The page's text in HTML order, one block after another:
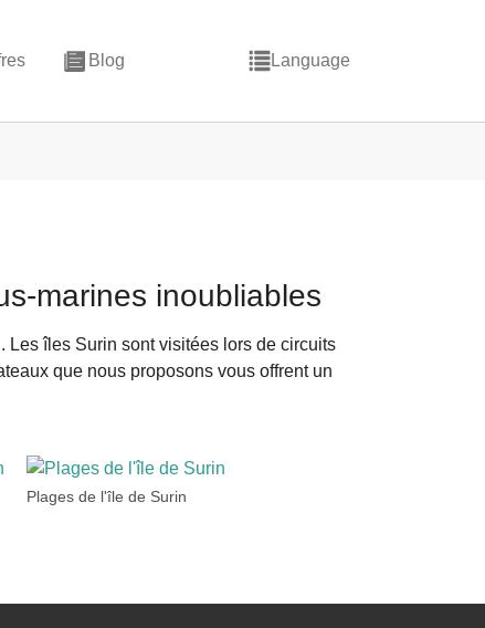
Blog Language
Plages de l'île de Surin
marines inoubliables
îles Surin sont visitées lors de circuits
que nous proposons vous offrent un